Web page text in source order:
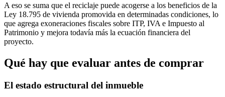
A eso se suma que el reciclaje puede acogerse a los beneficios de la
Ley 18.795 de vivienda promovida en determinadas condiciones, lo
que agrega exoneraciones fiscales sobre ITP, IVA e Impuesto al
Patrimonio y mejora todavía más la ecuación financiera del
proyecto.
Qué hay que evaluar antes de comprar
El estado estructural del inmueble